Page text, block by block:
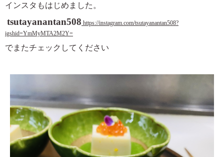
インスタもはじめました。
tsutayanantan508 https://instagram.com/tsutayanantan508?
igshid=YmMyMTA2M2Y=
でまたチェックしてください